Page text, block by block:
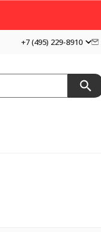
+7 (495) 229-8910